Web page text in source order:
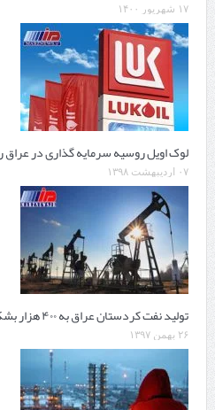
۱۷ شهریور ۱۴۰۰
لوک اویل روسیه سرمایه گذاری در
۰۷ اردیبهشت ۱۳۹۸
تولید نفت کردستان عراق به ۴۰۰ هزار بشکه رسید
۲۶ بهمن ۱۳۹۷